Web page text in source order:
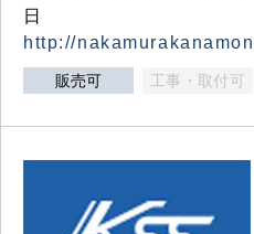
日
http://
販売可 工事・取付可